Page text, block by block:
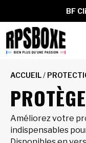
BF
ACCUEIL/
Améliorez votre
indispensables